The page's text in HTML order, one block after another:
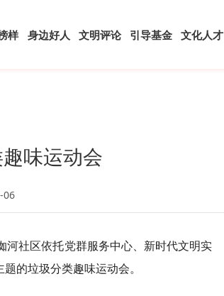
样 身边好人 文明评论 引导基金 文化人才
味运动会
06
社区依托党群服务中心、新时代文明实
的垃圾分类趣味运动会。